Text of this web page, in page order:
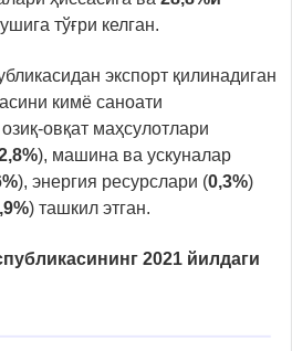
тўғри келган.
экспорт қилинадиган
кимё саноати
овқат маҳсулотлари
), машина ва ускуналар
), энергия ресурслари (0,3%)
) ташкил этган.
2021 йилдаги